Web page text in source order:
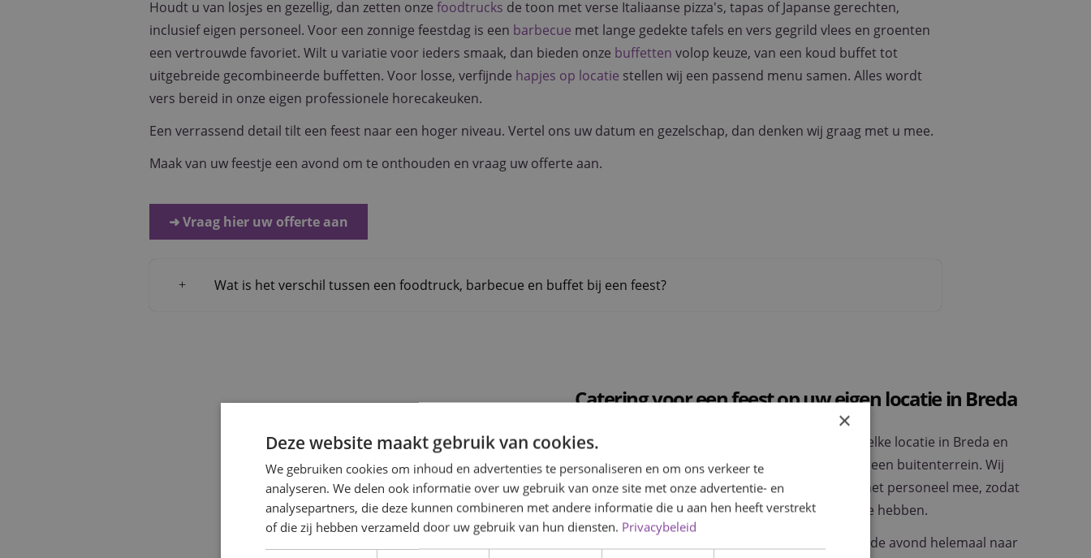
Houdt u van losjes en gezellig, dan zetten onze foodtrucks de toon met verse Italiaanse pizza's, tapas of Japanse gerechten,
inclusief eigen personeel. Voor een zonnige feestdag is een barbecue met lange gedekte tafels en vers gegrild vlees en groenten
een vertrouwde favoriet. Wilt u variatie voor ieders smaak, dan bieden onze buffetten volop keuze, van een koud buffet tot
uitgebreide gecombineerde buffetten. Voor losse, verfijnde hapjes op locatie stellen wij een passend menu samen. Alles wordt
vers bereid in onze eigen professionele horecakeuken.
Een verrassend detail tilt een feest naar een hoger niveau. Vertel ons uw datum en gezelschap, dan denken wij graag met u mee.
Maak van uw feestje een avond om te onthouden en vraag uw offerte aan.
➜ Vraag hier uw offerte aan
Wat is het verschil tussen een foodtruck, barbecue en buffet bij een feest?
Catering voor een feest op uw eigen locatie in Breda
Catering voor een feest verzorgen wij op vrijwel elke locatie in Breda en
omgeving, van uw eigen tuin tot een feestzaal of een buitenterrein. Wij
brengen de complete keuken, het materiaal en het personeel mee, zodat
uw locatie geen professionele faciliteiten hoeft te hebben.
Een feest op eigen locatie geeft u de vrijheid om de avond helemaal naar
×
Deze website maakt gebruik van cookies.
We gebruiken cookies om inhoud en advertenties te personaliseren en om ons verkeer te
analyseren. We delen ook informatie over uw gebruik van onze site met onze advertentie- en
analysepartners, die deze kunnen combineren met andere informatie die u aan hen heeft verstrekt
of die zij hebben verzameld door uw gebruik van hun diensten. Privacybeleid